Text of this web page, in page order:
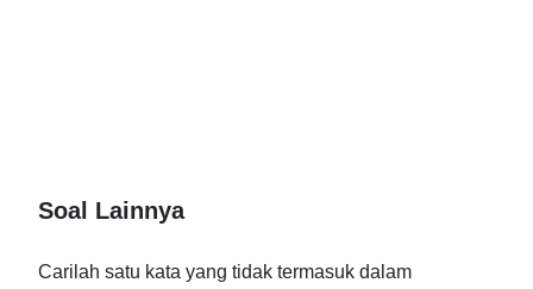
Soal Lainnya
Carilah satu kata yang tidak termasuk dalam